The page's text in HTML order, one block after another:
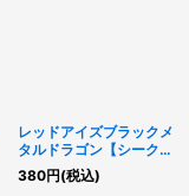
レッドアイズブラックメ
タルドラゴン【シークレ
ット】{QCLP-JP005}
《モンスター》
380円(税込)